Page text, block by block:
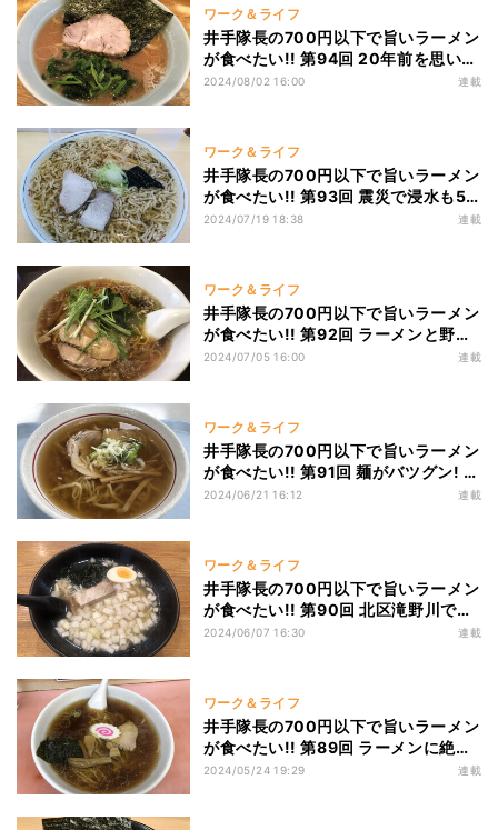
ワーク＆ライフ
井手隊長の700円以下で旨いラーメン
が食べたい!! 第94回 20年前を思い出
す超オールドスタイルの家系ラーメン
2024/08/02 16:00 連載
ワーク＆ライフ
井手隊長の700円以下で旨いラーメン
が食べたい!! 第93回 震災で浸水も50
日で復興！ 三陸海岸・宮古のレジェ
2024/07/19 18:38 連載
ワーク＆ライフ
井手隊長の700円以下で旨いラーメン
が食べたい!! 第92回 ラーメンと野菜
炒めのセットが最高! 雑司が谷の老舗
2024/07/05 16:00 連載
ワーク＆ライフ
井手隊長の700円以下で旨いラーメン
が食べたい!! 第91回 麺がバツグン! 埼
玉の久喜で食べられる超本格的な佐野
2024/06/21 16:12 連載
ワーク＆ライフ
井手隊長の700円以下で旨いラーメン
が食べたい!! 第90回 北区滝野川で出
会える平塚系の酸っぱいタンメン! 八
2024/06/07 16:30 連載
ワーク＆ライフ
井手隊長の700円以下で旨いラーメン
が食べたい!! 第89回 ラーメンに絶品
カツ丼が最強の相性! 南池袋のレジェ
2024/05/24 19:29 連載